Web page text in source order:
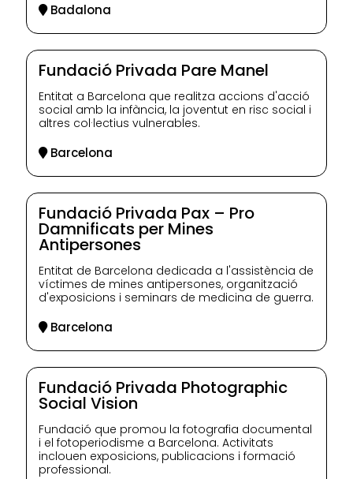
Badalona
Fundació Privada Pare Manel
Entitat a Barcelona que realitza accions d'acció
social amb la infància, la joventut en risc social i
altres col·lectius vulnerables.
Barcelona
Fundació Privada Pax – Pro
Damnificats per Mines
Antipersones
Entitat de Barcelona dedicada a l'assistència de
víctimes de mines antipersones, organització
d'exposicions i seminars de medicina de guerra.
Barcelona
Fundació Privada Photographic
Social Vision
Fundació que promou la fotografia documental
i el fotoperiodisme a Barcelona. Activitats
inclouen exposicions, publicacions i formació
professional.